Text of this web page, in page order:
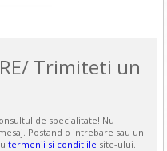
Trimiteti un
de specialitate! Nu
Postand o intrebare sau un
termenii si conditiile site-ului.